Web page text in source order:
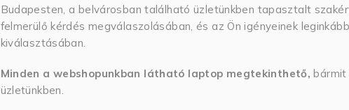
Budapesten, a belvárosban található üzletünkben tapasztalt
felmerülő kérdés megválaszolásában, és az Ön igényeinek
kiválasztásában.
Minden a webshopunkban látható laptop megtekinthető,
üzletünkben.